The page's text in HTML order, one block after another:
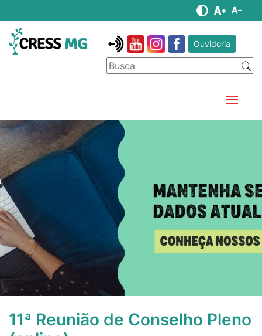
Ouvidoria
11ª Reunião de Conselho Pleno